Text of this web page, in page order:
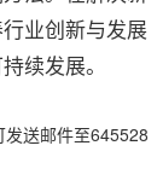
业创新与发展
续发展。
送邮件至645528